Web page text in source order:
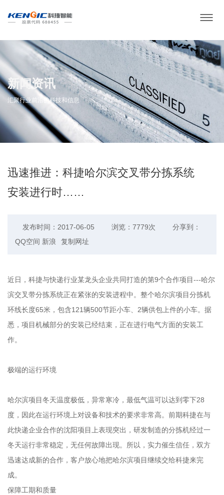
新闻资讯
汇聚行业前沿的科技和信息
迅速推进：科捷哈尔滨交叉带分拣系统
安装进行时……
发布时间：2017-06-05 浏览：7779次
分享到：
QQ空间 新浪 复制网址
近日，科捷与快递行业某龙头企业共同打造的第9个合作项目---哈尔
滨交叉带分拣系统正在紧张的安装进程中。整个哈尔滨项目分拣机
环线长度65米，包含121辆500节距小车、2辆供包上件的小车。据
悉，项目机械部分的安装已经结束，正在进行电气方面的安装工
作。
极端的运行环境
哈尔滨项目冬天温度极低，异常寒冷，最低气温可以达到零下28
度，因此在运行环境上对设备和技术的要求非常高。前期科捷在与
此快递企业合作的沈阳项目上表现突出，研发制造的分拣机经过一
冬天运行非常稳定，无任何故障出现。所以，实力催生信任，双方
迅速达成新的合作，客户放心地把哈尔滨项目继续交给科捷来完
成。
保障工期和质量